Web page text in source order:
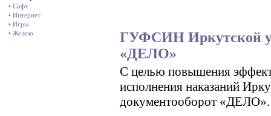
• Софт
• Интернет
• Игры
• Железо
ГУФСИН Иркутской
«ДЕЛО»
С целью повышения
исполнения наказаний
документооборот «ДЕЛО».